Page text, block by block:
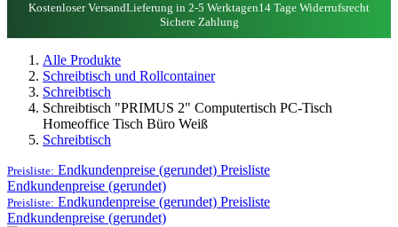
Kostenloser VersandLieferung in 2-5 Werktagen14 Tage Widerrufsrecht
Sichere Zahlung
Alle Produkte
Schreibtisch und Rollcontainer
Schreibtisch
Schreibtisch "PRIMUS 2" Computertisch PC-Tisch
Homeoffice Tisch Büro Weiß
Schreibtisch
Preisliste: Endkundenpreise (gerundet) Preisliste
Endkundenpreise (gerundet)
Preisliste: Endkundenpreise (gerundet) Preisliste
Endkundenpreise (gerundet)